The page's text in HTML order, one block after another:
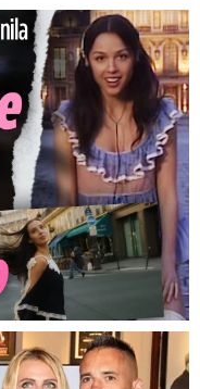
Olivie Rodrigo!